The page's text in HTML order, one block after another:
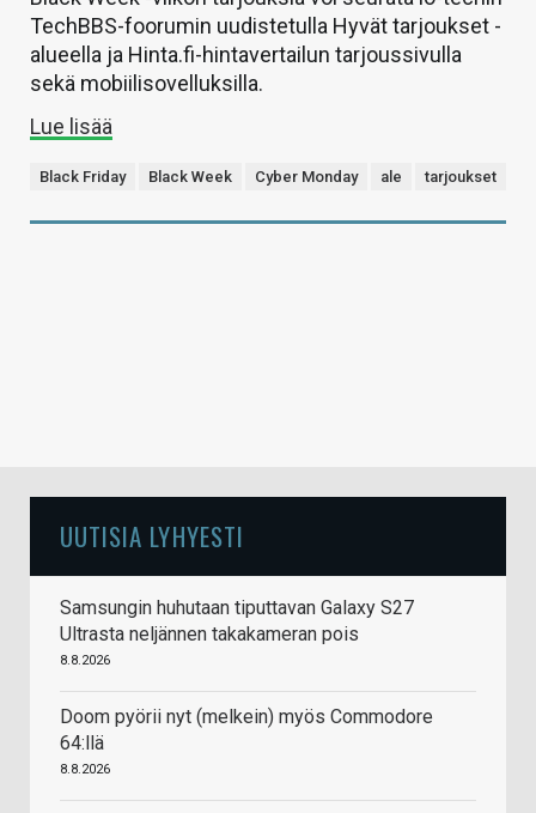
TechBBS-foorumin uudistetulla Hyvät tarjoukset -
alueella ja Hinta.fi-hintavertailun tarjoussivulla
sekä mobiilisovelluksilla.
Lue lisää
Black Friday Black Week Cyber Monday ale tarjoukset
UUTISIA LYHYESTI
Samsungin huhutaan tiputtavan Galaxy S27
Ultrasta neljännen takakameran pois
8.8.2026
Doom pyörii nyt (melkein) myös Commodore
64:llä
8.8.2026